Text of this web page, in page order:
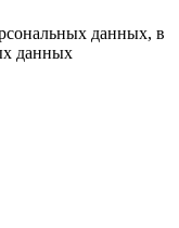
данных, в
данных